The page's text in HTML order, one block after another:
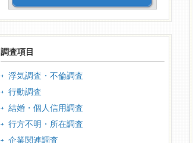
調査項目
浮気調査・不倫調査
行動調査
結婚・個人信用調査
行方不明・所在調査
企業関連調査